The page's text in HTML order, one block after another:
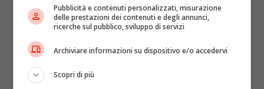
Pubblicità e contenuti personalizzati, misurazione
delle prestazioni dei contenuti e degli annunci,
ricerche sul pubblico, sviluppo di servizi
Archiviare informazioni su dispositivo e/o accedervi
Scopri di più